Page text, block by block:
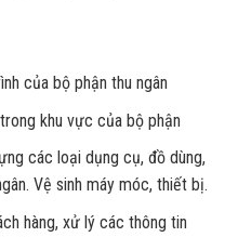
của bộ phận thu ngân
khu vực của bộ phận
các loại dụng cụ, đồ dùng,
Vệ sinh máy móc, thiết bị.
hàng, xử lý các thông tin